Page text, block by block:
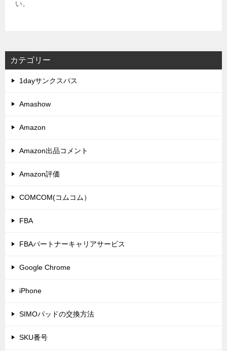
い。
カテゴリー
1dayサンクスパス
Amashow
Amazon
Amazon出品コメント
Amazon評価
COMCOM(コムコム）
FBA
FBAパートナーキャリアサービス
Google Chrome
iPhone
SIMOパッドの交換方法
SKU番号